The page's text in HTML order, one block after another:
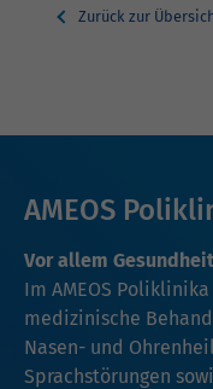
Zurück zur
AMEOS
Vor allem Gesundheit
Im AMEOS
medizinische
Nasen- und
Sprachstörungen